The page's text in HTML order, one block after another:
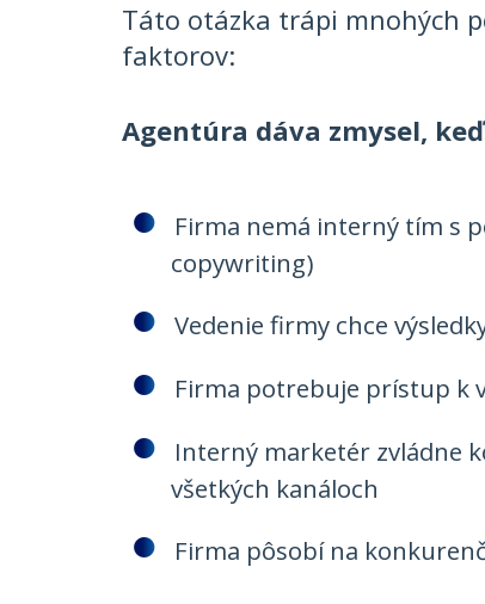
Táto otázka trápi mnohých
faktorov:
Agentúra dáva zmysel,
Firma nemá interný tím s
copywriting)
Vedenie firmy chce
Firma potrebuje prístup k
Interný marketér zvládne
všetkých kanáloch
Firma pôsobí na